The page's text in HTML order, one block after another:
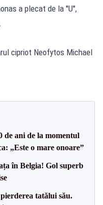
a plecat de la ''U'',
cipriot Neofytos Michael
de ani de la momentul
„Este o mare onoare”
în Belgia! Gol superb
tatălui său.